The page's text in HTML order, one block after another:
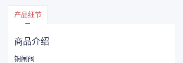
产品细节
商品介绍
铜闸阀